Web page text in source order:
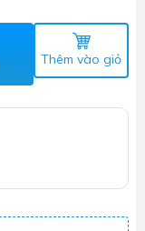
Thêm vào giỏ